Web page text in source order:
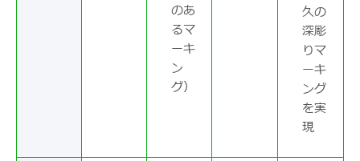
のあ
るマ
ーキ
ン
グ）
久の
深彫
りマ
ーキ
ング
を実
現